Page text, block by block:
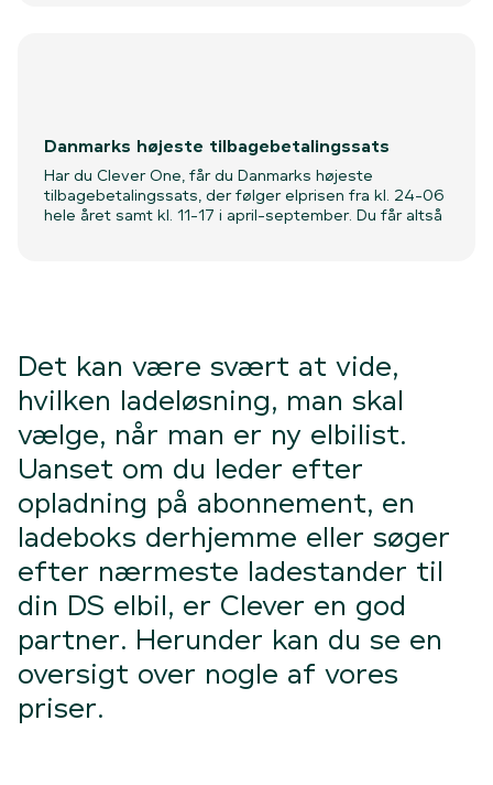
Danmarks højeste tilbagebetalingssats
Har du Clever One, får du Danmarks højeste
tilbagebetalingssats, der følger elprisen fra kl. 24-06
hele året samt kl. 11-17 i april-september. Du får altså
Det kan være svært at vide,
hvilken ladeløsning, man skal
vælge, når man er ny elbilist.
Uanset om du leder efter
opladning på abonnement, en
ladeboks derhjemme eller søger
efter nærmeste ladestander til
din DS elbil, er Clever en god
partner. Herunder kan du se en
oversigt over nogle af vores
priser.